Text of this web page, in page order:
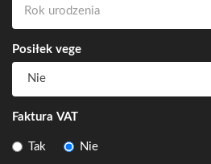
Posiłek vege
Faktura VAT
Tak Nie